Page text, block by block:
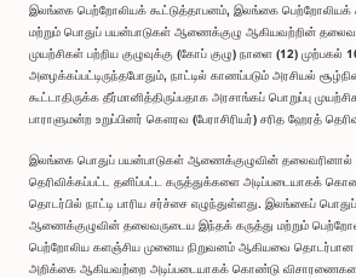
இலங்கை பெற்றோலியக் கூட்டுத்தாபனம், இலங்கை பெற்றோலியக்
மற்றும் பொதுப் பயன்பாடுகள் ஆணைக்குழு ஆகியவற்றின்
முயற்சிகள் பற்றிய குழுவுக்கு (கோப் குழு) நாளை (12) முற்பகல்
அழைக்கப்பட்டிருந்தபோதும், நாட்டில் காணப்படும் அரசியல்
கூட்டாதிருக்க தீர்மானித்திருப்பதாக அரசாங்கப் பொறுப்பு
பாராளுமன்ற உறுப்பினர் கௌரவ (பேராசிரியர்) சரித ஹேரத்
இலங்கை பொதுப் பயன்பாடுகள் ஆணைக்குழுவின் தலைவரினால்
தெரிவிக்கப்பட்ட தனிப்பட்ட கருத்துக்களை அடிப்படையாகக்
தொடர்பில் நாட்டி பாரிய சர்ச்சை எழுந்துள்ளது. இலங்கைப்
ஆணைக்குழுவின் தலைவருடைய இந்தக் கருத்து மற்றும்
பெற்றோலிய களஞ்சிய முனைய நிறுவனம் ஆகியவை
அறிக்கை ஆகியவற்றை அடிப்படையாகக் கொண்டு